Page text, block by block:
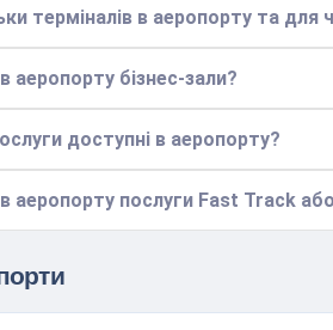
терміналів в аеропорту та
аеропорту бізнес-зали?
доступні в аеропорту?
аеропорту послуги Fast Track